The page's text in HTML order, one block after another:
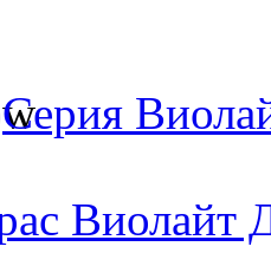
Серия
Виолайт